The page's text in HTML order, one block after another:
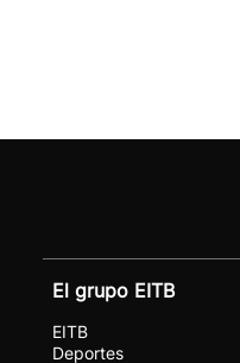
El grupo EITB
EITB
Deportes